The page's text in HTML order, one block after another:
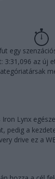
egy
3:31,096 az új
Iron Lynx
pedig a
drive ez a